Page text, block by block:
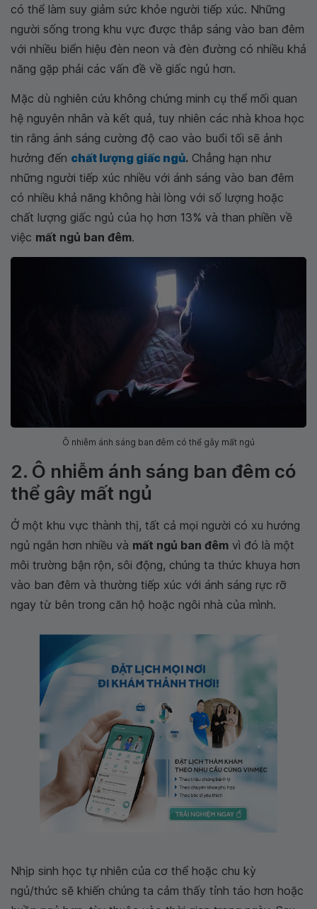
có thể làm suy giảm sức khỏe người tiếp xúc. Những
người sống trong khu vực được thắp sáng vào ban đêm
với nhiều biển hiệu đèn neon và đèn đường có nhiều khả
năng gặp phải các vấn đề về giấc ngủ hơn.
Mặc dù nghiên cứu không chứng minh cụ thể mối quan
hệ nguyên nhân và kết quả, tuy nhiên các nhà khoa học
tin rằng ánh sáng cường độ cao vào buổi tối sẽ ảnh
hưởng đến chất lượng giấc ngủ. Chẳng hạn như
những người tiếp xúc nhiều với ánh sáng vào ban đêm
có nhiều khả năng không hài lòng với số lượng hoặc
chất lượng giấc ngủ của họ hơn 13% và than phiền về
việc mất ngủ ban đêm.
Ô nhiễm ánh sáng ban đêm có thể gây mất ngủ
2. Ô nhiễm ánh sáng ban đêm có
thể gây mất ngủ
Ở một khu vực thành thị, tất cả mọi người có xu hướng
ngủ ngắn hơn nhiều và mất ngủ ban đêm vì đó là một
môi trường bận rộn, sôi động, chúng ta thức khuya hơn
vào ban đêm và thường tiếp xúc với ánh sáng rực rỡ
ngay từ bên trong căn hộ hoặc ngôi nhà của mình.
Nhịp sinh học tự nhiên của cơ thể hoặc chu kỳ
ngủ/thức sẽ khiến chúng ta cảm thấy tỉnh táo hơn hoặc